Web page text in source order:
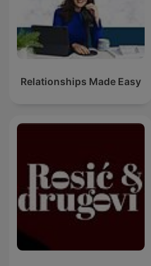
Relationships Made Easy